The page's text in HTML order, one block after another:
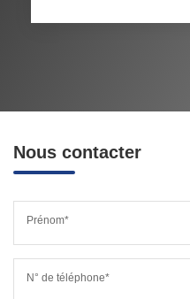
Nous contacter
Prénom*
N° de téléphone*